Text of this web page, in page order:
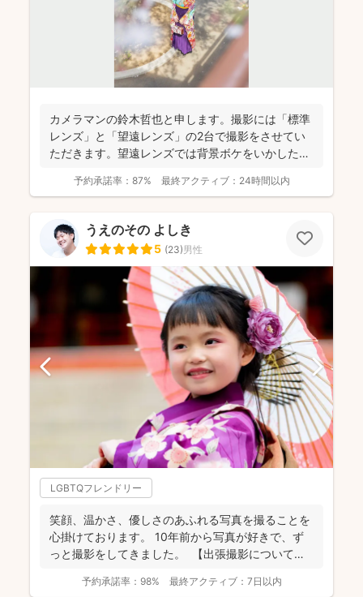
カメラマンの鈴木哲也と申します。撮影には「標準
レンズ」と「望遠レンズ」の2台で撮影をさせてい
ただきます。望遠レンズでは背景ボケをいかしたお
予約承諾率： 87% 最終アクティブ： 24時間以内
うえのその よしき
5 (23)男性
LGBTQフレンドリー
笑顔、温かさ、優しさのあふれる写真を撮ることを
心掛けております。 10年前から写真が好きで、ず
っと撮影をしてきました。 【出張撮影について】
予約承諾率： 98% 最終アクティブ： 7日以内